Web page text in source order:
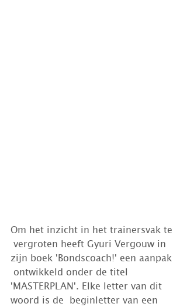
Om het inzicht in het trainersvak te
vergroten heeft Gyuri Vergouw in
zijn boek 'Bondscoach!' een aanpak
ontwikkeld onder de titel
'MASTERPLAN'. Elke letter van dit
woord is de  beginletter van een